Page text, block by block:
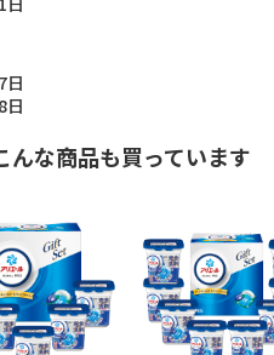
日
日
んな商品も買っています